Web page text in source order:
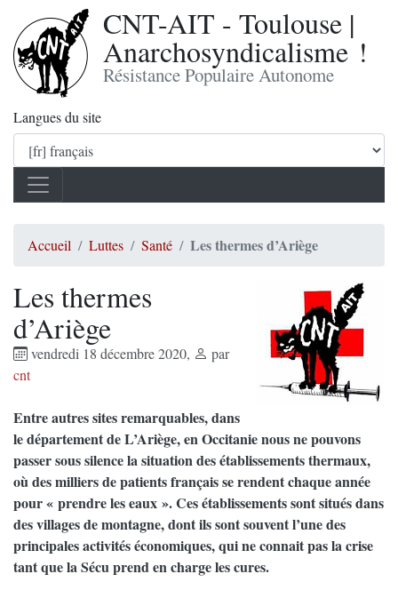
CNT-AIT - Toulouse |
Anarchosyndicalisme !
Résistance Populaire Autonome
Langues du site
Accueil Luttes Santé Les thermes d’Ariège
Les thermes
d’Ariège
vendredi 18 décembre 2020,
par
cnt
Entre autres sites remarquables, dans
le département de L’Ariège, en Occitanie nous ne pouvons
passer sous silence la situation des établissements thermaux,
où des milliers de patients français se rendent chaque année
pour « prendre les eaux ». Ces établissements sont situés dans
des villages de montagne, dont ils sont souvent l’une des
principales activités économiques, qui ne connait pas la crise
tant que la Sécu prend en charge les cures.